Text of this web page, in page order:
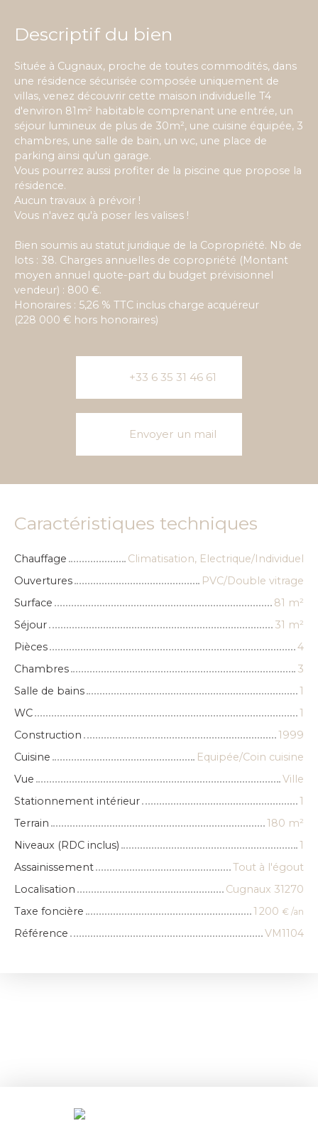
Descriptif du bien
Située à Cugnaux, proche de toutes commodités, dans
une résidence sécurisée composée uniquement de
villas, venez découvrir cette maison individuelle T4
d'environ 81m² habitable comprenant une entrée, un
séjour lumineux de plus de 30m², une cuisine équipée, 3
chambres, une salle de bain, un wc, une place de
parking ainsi qu'un garage.
Vous pourrez aussi profiter de la piscine que propose la
résidence.
Aucun travaux à prévoir !
Vous n'avez qu'à poser les valises !
Bien soumis au statut juridique de la Copropriété. Nb de
lots : 38. Charges annuelles de copropriété (Montant
moyen annuel quote-part du budget prévisionnel
vendeur) : 800 €.
Honoraires : 5,26 % TTC inclus charge acquéreur
(228 000 € hors honoraires)
+33 6 35 31 46 61
Envoyer un mail
Caractéristiques techniques
Chauffage
Climatisation, Electrique/Individuel
Ouvertures
PVC/Double vitrage
Surface
81 m²
Séjour
31 m²
Pièces
4
Chambres
3
Salle de bains
1
WC
1
Construction
1999
Cuisine
Equipée/Coin cuisine
Vue
Ville
Stationnement intérieur
1
Terrain
180 m²
Niveaux (RDC inclus)
1
Assainissement
Tout à l'égout
Localisation
Cugnaux 31270
Taxe foncière
1 200 € /an
Référence VM1104